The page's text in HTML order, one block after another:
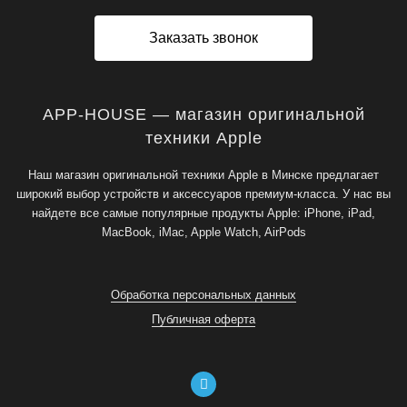
Заказать звонок
APP-HOUSE — магазин оригинальной
техники Apple
Наш магазин оригинальной техники Apple в Минске предлагает
широкий выбор устройств и аксессуаров премиум-класса. У нас вы
найдете все самые популярные продукты Apple: iPhone, iPad,
MacBook, iMac, Apple Watch, AirPods
Обработка персональных данных
Публичная оферта